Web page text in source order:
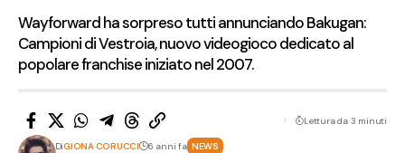
Wayforward ha sorpreso tutti annunciando Bakugan:
Campioni di Vestroia, nuovo videogioco dedicato al
popolare franchise iniziato nel 2007.
DiGIONA CORUCCI 6 anni fa NEWS
Lettura da 3 minuti